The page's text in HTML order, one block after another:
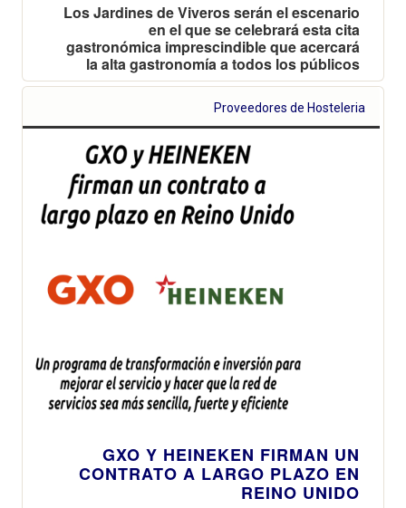
Los Jardines de Viveros serán el escenario
en el que se celebrará esta cita
gastronómica imprescindible que acercará
la alta gastronomía a todos los públicos
Proveedores de Hosteleria
GXO Y HEINEKEN FIRMAN UN
CONTRATO A LARGO PLAZO EN
REINO UNIDO